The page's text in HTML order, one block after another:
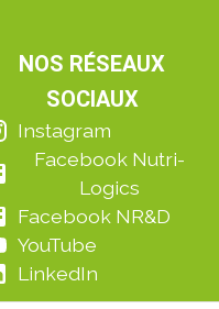
NOS RÉSEAUX
SOCIAUX
Instagram
Facebook Nutri-
Logics
Facebook NR&D
YouTube
LinkedIn